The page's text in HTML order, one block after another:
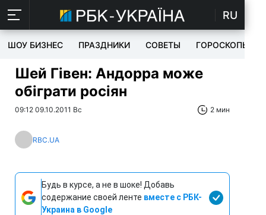
RU
ШОУ БИЗНЕС ПРАЗДНИКИ СОВЕТЫ ГОРОСКОПЫ
Шей Гівен: Андорра може
обіграти росіян
09:12 09.10.2011 Вс 2 мин
RBC.UA
Будь в курсе, а не в шоке! Добавь
содержание своей ленте вместе с РБК-
Украина в Google